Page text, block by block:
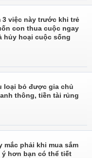
3 việc này trước khi trẻ
con thua cuộc ngay
hủy hoại cuộc sống
loại bỏ được gia chủ
thông, tiền tài rủng
mắc phải khi mua sắm
hơn bạn có thể tiết